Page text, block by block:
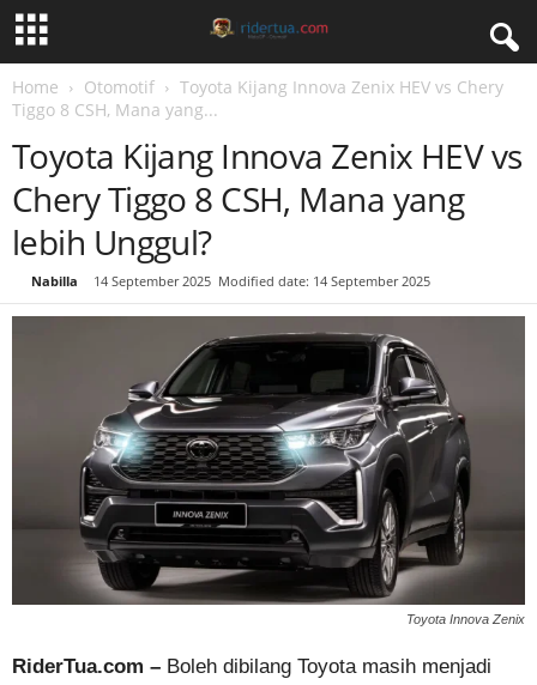
Home Otomotif
Toyota Kijang Innova Zenix HEV vs Chery
Tiggo 8 CSH, Mana yang...
Toyota Kijang Innova Zenix HEV vs
Chery Tiggo 8 CSH, Mana yang
lebih Unggul?
Nabilla 14 September 2025 Modified date: 14 September 2025
Toyota Innova Zenix
RiderTua.com – Boleh dibilang Toyota masih menjadi